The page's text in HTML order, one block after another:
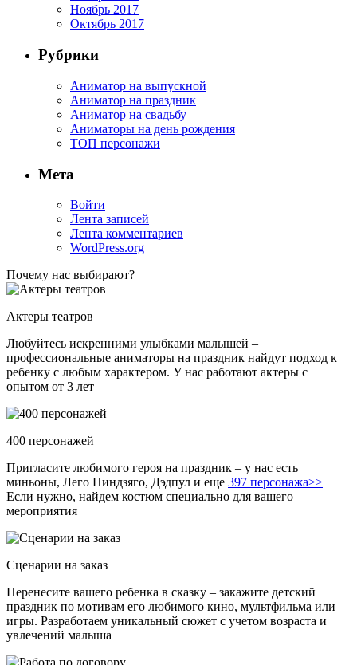
Ноябрь 2017
Октябрь 2017
Рубрики
Аниматор на выпускной
Аниматор на праздник
Аниматор на свадьбу
Аниматоры на день рождения
ТОП персонажи
Мета
Войти
Лента записей
Лента комментариев
WordPress.org
Почему нас выбирают?
Актеры театров
Любуйтесь искренними улыбками малышей –
профессиональные аниматоры на праздник найдут подход к
ребенку с любым характером. У нас работают актеры с
опытом от 3 лет
400 персонажей
Пригласите любимого героя на праздник – у нас есть
миньоны, Лего Ниндзяго, Дэдпул и еще 397 персонажа>>
Если нужно, найдем костюм специально для вашего
мероприятия
Сценарии на заказ
Перенесите вашего ребенка в сказку – закажите детский
праздник по мотивам его любимого кино, мультфильма или
игры. Разработаем уникальный сюжет с учетом возраста и
увлечений малыша